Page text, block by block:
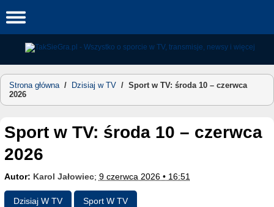
to
Strona główna/ Dzisiaj w TV / Sport w TV: środa 10 – czerwca
2026
Sport w TV: środa 10 – czerwca
2026
Autor: Karol Jałowiec; 9 czerwca 2026 • 16:51
Dzisiaj W TV Sport W TV